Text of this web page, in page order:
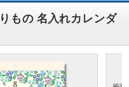
もの 名入れカレンダ